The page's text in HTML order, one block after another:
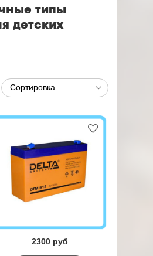
типы
детских
2300 руб